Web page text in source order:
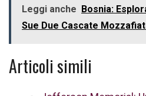
Leggi anche Bosnia:
Sue Due Cascate
Articoli simili